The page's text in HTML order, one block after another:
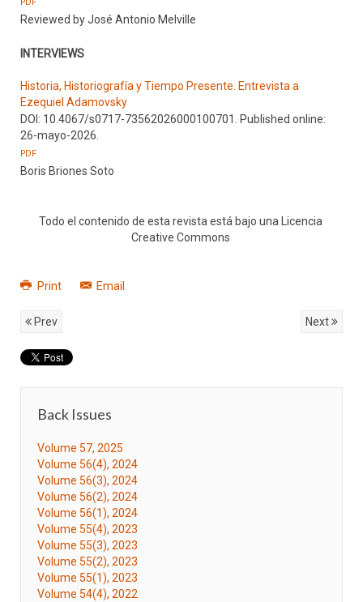
Reviewed by José Antonio Melville
INTERVIEWS
Historia, Historiografía y Tiempo Presente. Entrevista a
Ezequiel Adamovsky
DOI: 10.4067/s0717-73562026000100701. Published online:
26-mayo-2026.
PDF
Boris Briones Soto
Todo el contenido de esta revista está bajo una Licencia
Creative Commons
Print Email
Prev Next
Back Issues
Volume 57, 2025
Volume 56(4), 2024
Volume 56(3), 2024
Volume 56(2), 2024
Volume 56(1), 2024
Volume 55(4), 2023
Volume 55(3), 2023
Volume 55(2), 2023
Volume 55(1), 2023
Volume 54(4), 2022